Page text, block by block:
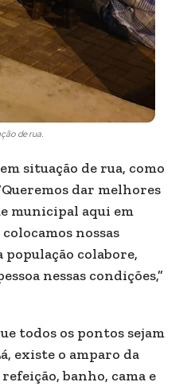
de rua.
situação de rua, como
dar melhores
municipal aqui em
nossas
população colabore,
nessas condições,”
todos os pontos sejam
existe o amparo da
banho, cama e